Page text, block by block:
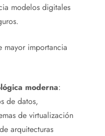
modelos digitales
mayor importancia
moderna:
de datos,
de virtualización
arquitecturas